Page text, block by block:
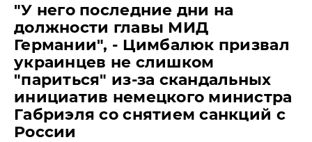
​"У него последние дни на
должности главы МИД
Германии", - Цимбалюк призвал
украинцев не слишком
"париться" из-за скандальных
инициатив немецкого министра
Габриэля со снятием санкций с
России